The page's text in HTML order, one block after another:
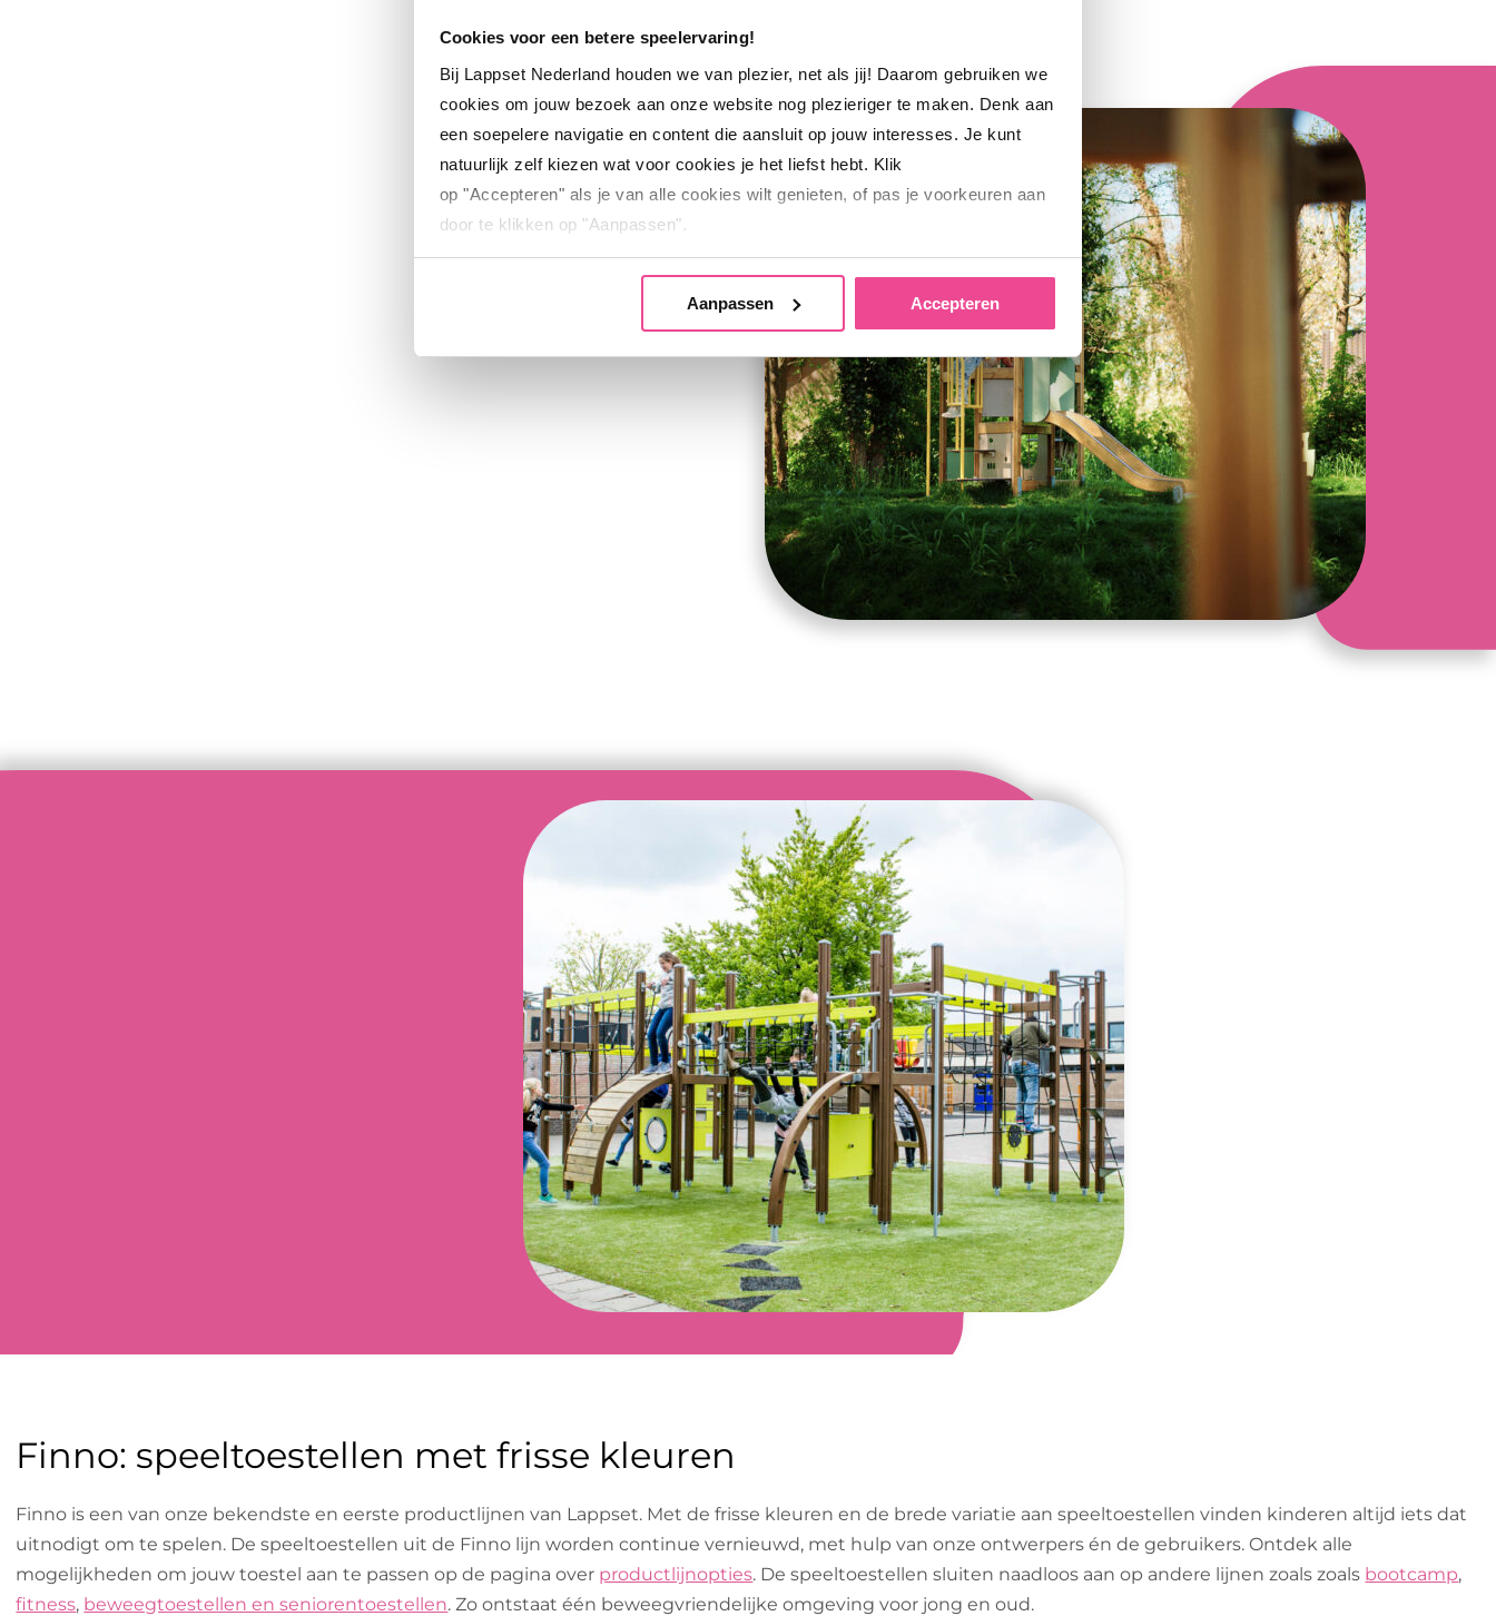
Cookies voor een betere speelervaring!
Bij Lappset Nederland houden we van plezier, net als jij! Daarom gebruiken we
cookies om jouw bezoek aan onze website nog plezieriger te maken. Denk aan
een soepelere navigatie en content die aansluit op jouw interesses. Je kunt
natuurlijk zelf kiezen wat voor cookies je het liefst hebt. Klik
op "Accepteren" als je van alle cookies wilt genieten, of pas je voorkeuren aan
door te klikken op "Aanpassen".
Wat je ook kiest, wij zorgen dat jouw ervaring top blijft!
Aanpassen
Accepteren
Finno: speeltoestellen met frisse kleuren
Finno is een van onze bekendste en eerste productlijnen van Lappset. Met de frisse kleuren en de brede variatie aan speeltoestellen vinden kinderen altijd iets dat
uitnodigt om te spelen. De speeltoestellen uit de Finno lijn worden continue vernieuwd, met hulp van onze ontwerpers én de gebruikers. Ontdek alle
mogelijkheden om jouw toestel aan te passen op de pagina over productlijnopties. De speeltoestellen sluiten naadloos aan op andere lijnen zoals zoals bootcamp,
fitness, beweegtoestellen en seniorentoestellen. Zo ontstaat één beweegvriendelijke omgeving voor jong en oud.